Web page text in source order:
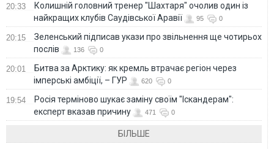
20:33
Колишній головний тренер "Шахтаря" очолив один із
найкращих клубів Саудівської Аравії
95 0
20:15
Зеленський підписав укази про звільнення ще чотирьох
послів
136 0
20:01
Битва за Арктику: як кремль втрачає регіон через
імперські амбіції, – ГУР
620 0
19:54
Росія терміново шукає заміну своїм "Іскандерам":
експерт вказав причину
471 0
БІЛЬШЕ